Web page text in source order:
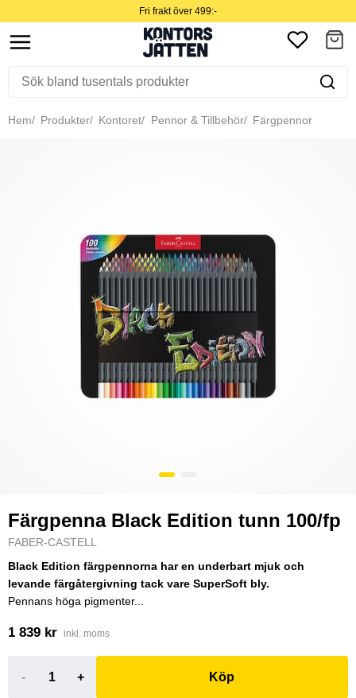
Fri frakt över 499:-
Hem Produkter Kontoret Pennor & Tillbehör Färgpennor
Färgpenna Black Edition tunn 100/fp
FABER-CASTELL
Black Edition färgpennorna har en underbart mjuk och
levande färgåtergivning tack vare SuperSoft bly.
Pennans höga pigmenter...
1 839 kr inkl. moms
- + Köp